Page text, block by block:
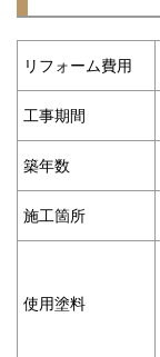
リフォーム費用
工事期間
築年数
施工箇所
使用塗料